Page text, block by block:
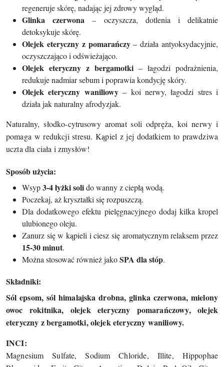
regeneruje skórę, nadając jej zdrowy wygląd.
Glinka czerwona – oczyszcza, dotlenia i delikatnie
detoksykuje skórę.
Olejek eteryczny z pomarańczy– działa antyoksydacyjnie,
oczyszczająco i odświeżająco.
Olejek eteryczny z bergamotki – łagodzi podrażnienia,
redukuje nadmiar sebum i poprawia kondycję skóry.
Olejek eteryczny waniliowy– koi nerwy, łagodzi stres i
działa jak naturalny afrodyzjak.
Naturalny, słodko-cytrusowy aromat soli odpręża, koi nerwy i
pomaga w redukcji stresu. Kąpiel z jej dodatkiem to prawdziwa
uczta dla ciała i zmysłów!
Sposób użycia:
Wsyp3-4 łyżki solido wanny z ciepłą wodą.
Poczekaj, aż kryształki się rozpuszczą.
Dla dodatkowego efektu pielęgnacyjnego dodaj kilka kropel
ulubionego oleju.
Zanurz się w kąpieli i ciesz się aromatycznym relaksem przez
15-30 minut.
Można stosować również jakoSPA dla stóp.
Składniki:
Sól epsom, sól himalajska drobna, glinka czerwona, mielony
owoc rokitnika, olejek eteryczny pomarańczowy, olejek
eteryczny z bergamotki, olejek eteryczny waniliowy.
INCI:
Magnesium Sulfate, Sodium Chloride, Illite, Hippophae